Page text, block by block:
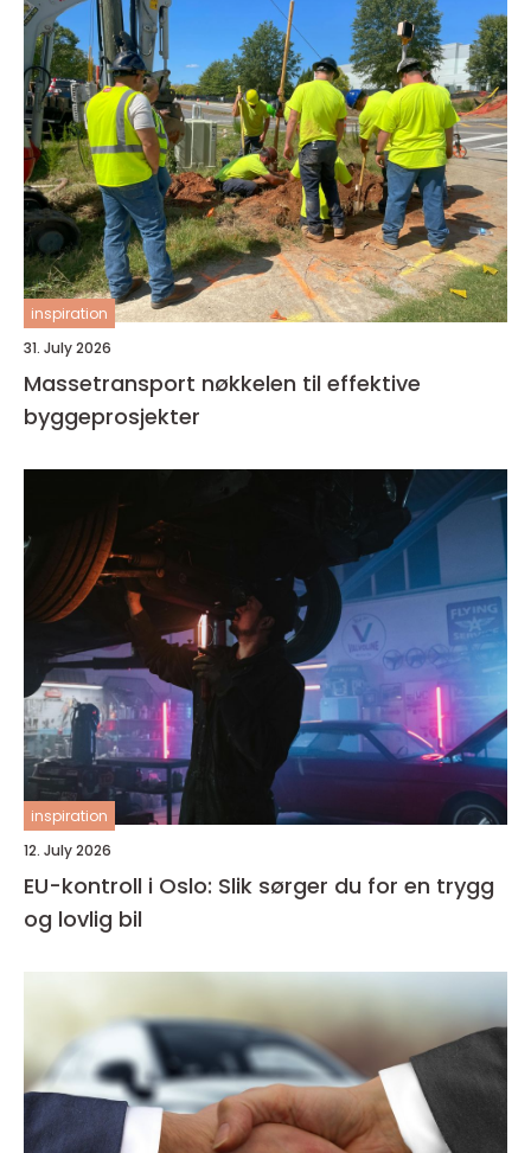
inspiration
31. July 2026
Massetransport nøkkelen til effektive
byggeprosjekter
inspiration
12. July 2026
EU-kontroll i Oslo: Slik sørger du for en trygg
og lovlig bil